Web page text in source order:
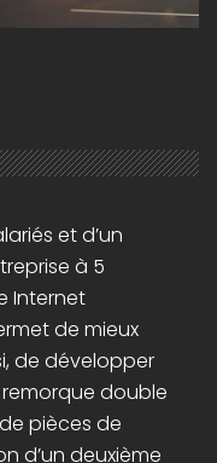
et d’un
à 5
Internet
de mieux
de développer
double
pièces de
d’un deuxième